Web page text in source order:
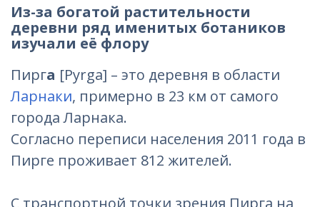
Из-за богатой растительности
деревни ряд именитых ботаников
изучали её флору
Пирга [Pyrga] – это деревня в области
Ларнаки, примерно в 23 км от самого
города Ларнака.
Согласно переписи населения 2011 года в
Пирге проживает 812 жителей.
С транспортной точки зрения Пирга на